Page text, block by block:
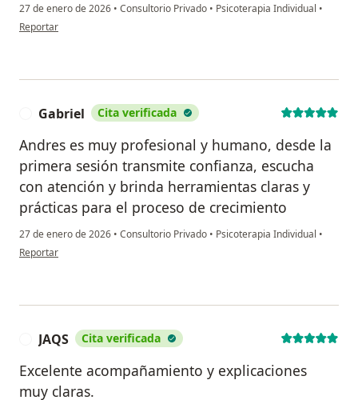
27 de enero de 2026 • Consultorio Privado • Psicoterapia Individual •
en opinión del usuario Juliana
Reportar
Gabriel Cita verificada
Andres es muy profesional y humano, desde la
primera sesión transmite confianza, escucha
con atención y brinda herramientas claras y
prácticas para el proceso de crecimiento
27 de enero de 2026 • Consultorio Privado • Psicoterapia Individual •
en opinión del usuario Gabriel
Reportar
JAQS Cita verificada
Excelente acompañamiento y explicaciones
muy claras.